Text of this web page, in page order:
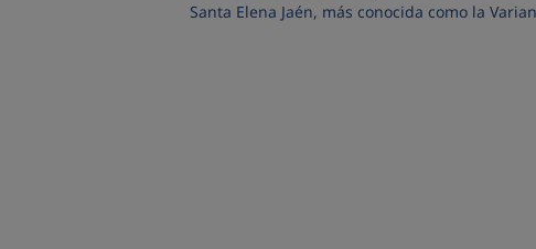
Santa Elena Jaén, más conocida como la